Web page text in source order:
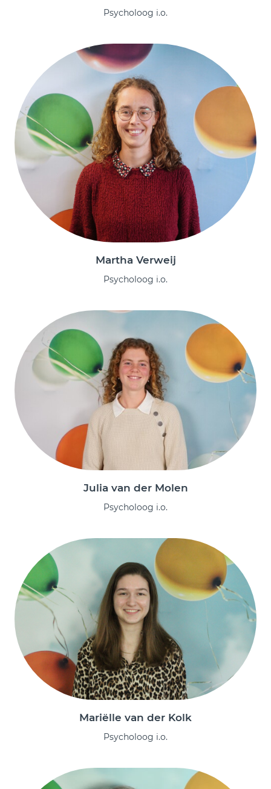
Psycholoog i.o.
Martha Verweij
Psycholoog i.o.
Julia van der Molen
Psycholoog i.o.
Mariëlle van der Kolk
Psycholoog i.o.